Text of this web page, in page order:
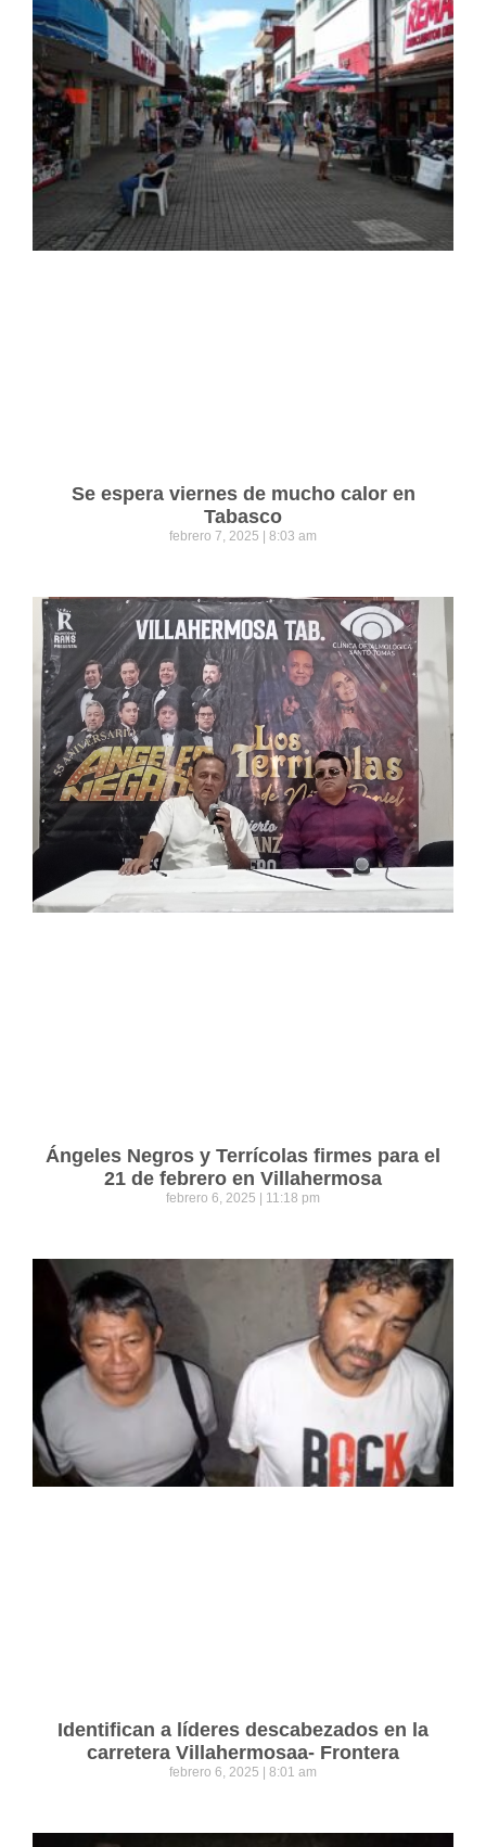
Se espera viernes de mucho calor en
Tabasco
febrero 7, 2025 8:03 am
Ángeles Negros y Terrícolas firmes para el
21 de febrero en Villahermosa
febrero 6, 2025 11:18 pm
Identifican a líderes descabezados en la
carretera Villahermosaa- Frontera
febrero 6, 2025 8:01 am